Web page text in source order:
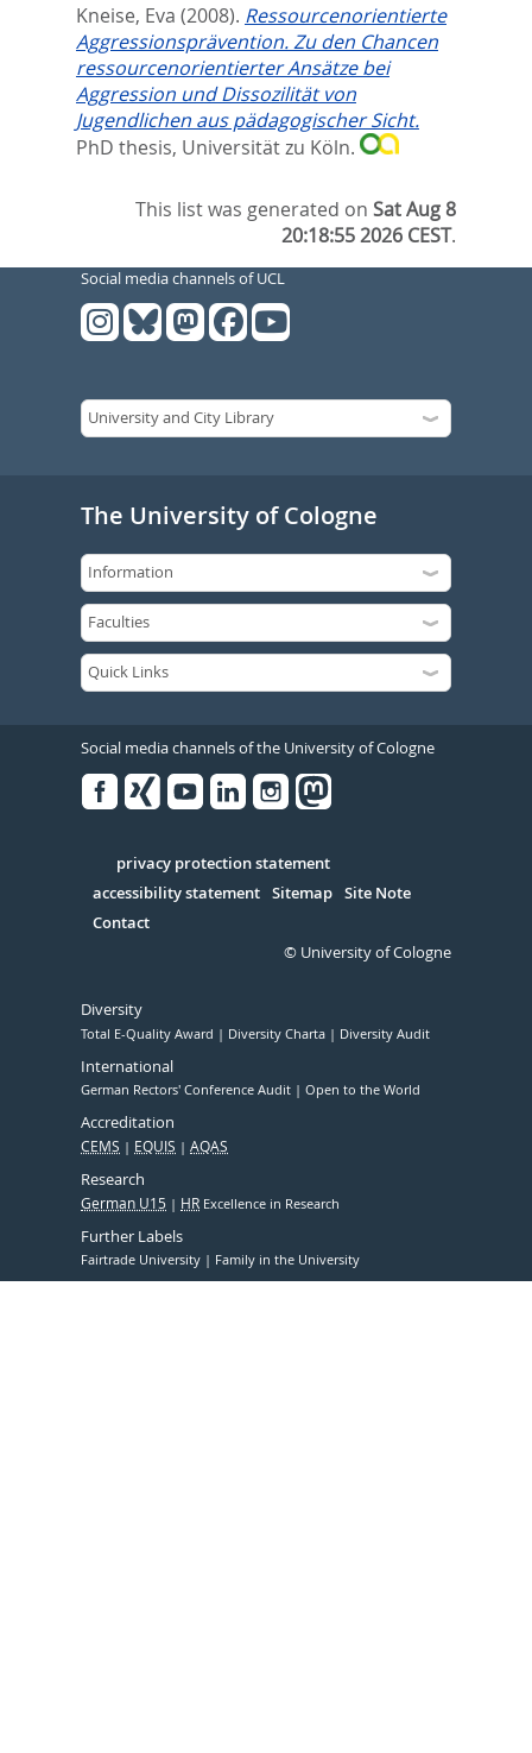
Kneise, Eva (2008). Ressourcenorientierte
Aggressionsprävention. Zu den Chancen
ressourcenorientierter Ansätze bei
Aggression und Dissozilität von
Jugendlichen aus pädagogischer Sicht.
PhD thesis, Universität zu Köln.
This list was generated onSat Aug 8
20:18:55 2026 CEST.
Social media channels of UCL
The University of Cologne
Social media channels of the University of Cologne
Serivce
privacy protection statement
accessibility statement Sitemap Site Note
Contact
© University of Cologne
Diversity
Total E-Quality Award Diversity Charta Diversity Audit
International
German Rectors' Conference Audit Open to the World
Accreditation
CEMS EQUIS AQAS
Research
German U15 HR Excellence in Research
Further Labels
Fairtrade University Family in the University